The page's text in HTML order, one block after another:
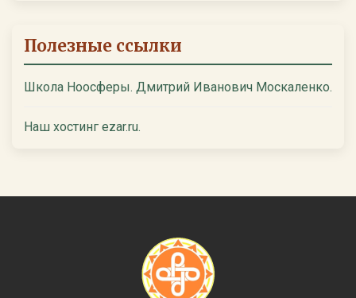
Полезные ссылки
Школа Ноосферы. Дмитрий Иванович Москаленко.
Наш хостинг ezar.ru.